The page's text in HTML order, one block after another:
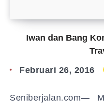
Iwan dan Bang
Februari 26, 2016
Seniberjalan.com—